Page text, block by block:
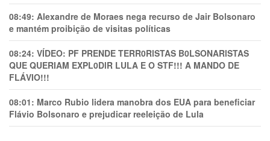
08:49: Alexandre de Moraes nega recurso de Jair Bolsonaro
e mantém proibição de visitas políticas
08:24: VÍDEO: PF PRENDE TERR0RlSTAS B0LSONARlSTAS
QUE QUERIAM EXPL0DlR LULA E O STF!!! A MANDO DE
FLÁVIO!!!
08:01: Marco Rubio lidera manobra dos EUA para beneficiar
Flávio Bolsonaro e prejudicar reeleição de Lula